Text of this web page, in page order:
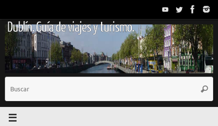
contenido
Dublín. Guía de viajes y turismo.